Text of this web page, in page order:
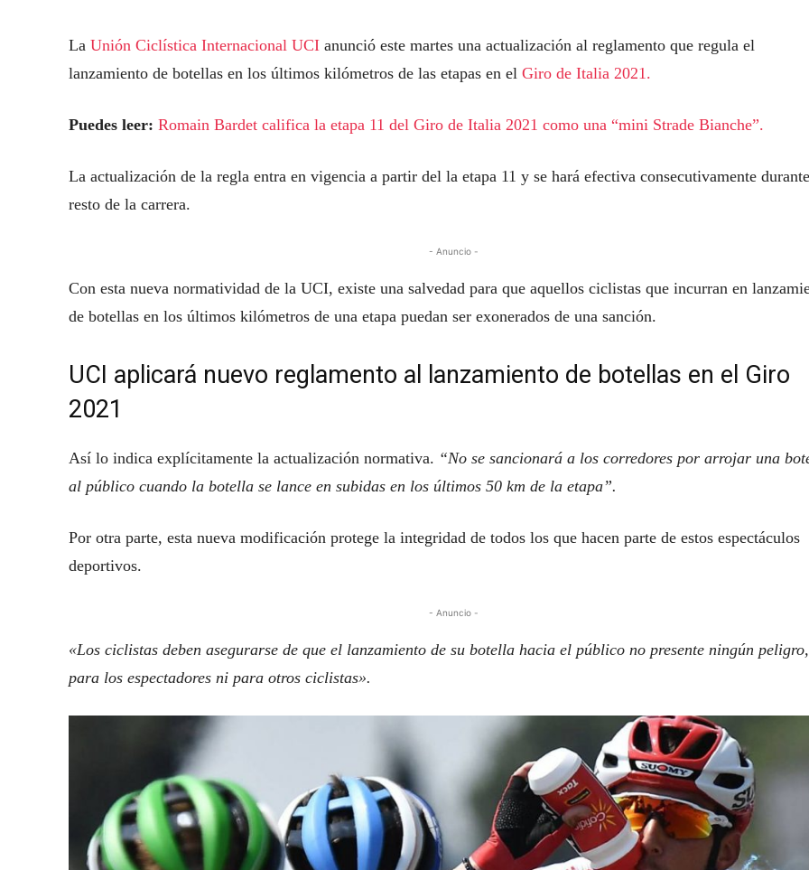
La Unión Ciclística Internacional UCI anunció este martes una actualización al reglamento que regula el
lanzamiento de botellas en los últimos kilómetros de las etapas en el Giro de Italia 2021.
Puedes leer: Romain Bardet califica la etapa 11 del Giro de Italia 2021 como una “mini Strade Bianche”.
La actualización de la regla entra en vigencia a partir del la etapa 11 y se hará efectiva consecutivamente
resto de la carrera.
- Anuncio -
Con esta nueva normatividad de la UCI, existe una salvedad para que aquellos ciclistas que incurran en
de botellas en los últimos kilómetros de una etapa puedan ser exonerados de una sanción.
UCI aplicará nuevo reglamento al lanzamiento de botellas en el Giro
2021
Así lo indica explícitamente la actualización normativa. “No se sancionará a los corredores por arrojar una
al público cuando la botella se lance en subidas en los últimos 50 km de la etapa”.
Por otra parte, esta nueva modificación protege la integridad de todos los que hacen parte de estos espectáculos
deportivos.
- Anuncio -
«Los ciclistas deben asegurarse de que el lanzamiento de su botella hacia el público no presente ningún
para los espectadores ni para otros ciclistas».